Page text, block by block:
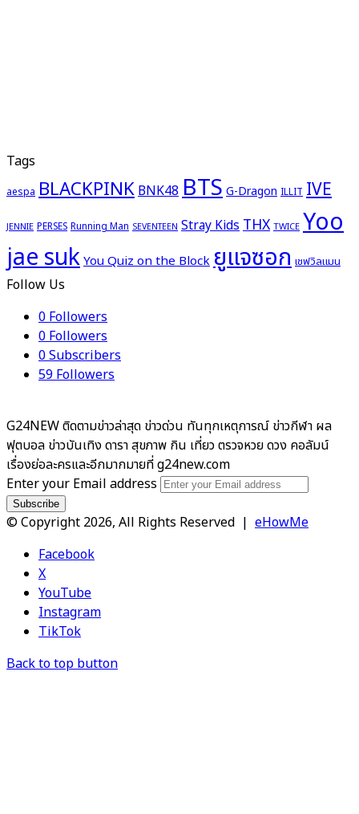
Tags
aespa BLACKPINKBNK48BTSG-Dragon ILLIT IVE
JENNIE PERSES Running Man SEVENTEEN Stray KidsTHX TWICE Yoo
jae sukYou Quiz on the Blockยูแจซอก เชฟวิลแมน
Follow Us
0Followers
0Followers
0Subscribers
59Followers
G24NEW ติดตามข่าวล่าสุด ข่าวด่วน ทันทุกเหตุการณ์ ข่าวกีฬา ผล
ฟุตบอล ข่าวบันเทิง ดารา สุขภาพ กิน เที่ยว ตรวจหวย ดวง คอลัมน์
เรื่องย่อละครและอีกมากมายที่ g24new.com
Enter your Email address
© Copyright 2026, All Rights Reserved | eHowMe
Facebook
X
YouTube
Instagram
TikTok
Back to top button